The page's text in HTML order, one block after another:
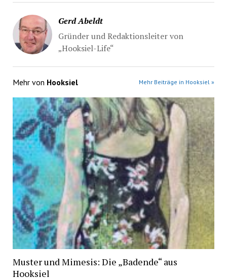
Gerd Abeldt
Gründer und Redaktionsleiter von
„Hooksiel-Life“
Mehr von Hooksiel Mehr Beiträge in Hooksiel »
Muster und Mimesis: Die „Badende“ aus
Hooksiel